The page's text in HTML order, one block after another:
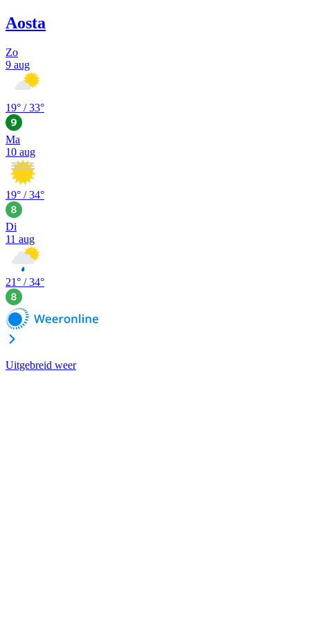
Aosta
Zo
9 aug
19° /33°
Ma
10 aug
19° /34°
Di
11 aug
21° /34°
Uitgebreid weer